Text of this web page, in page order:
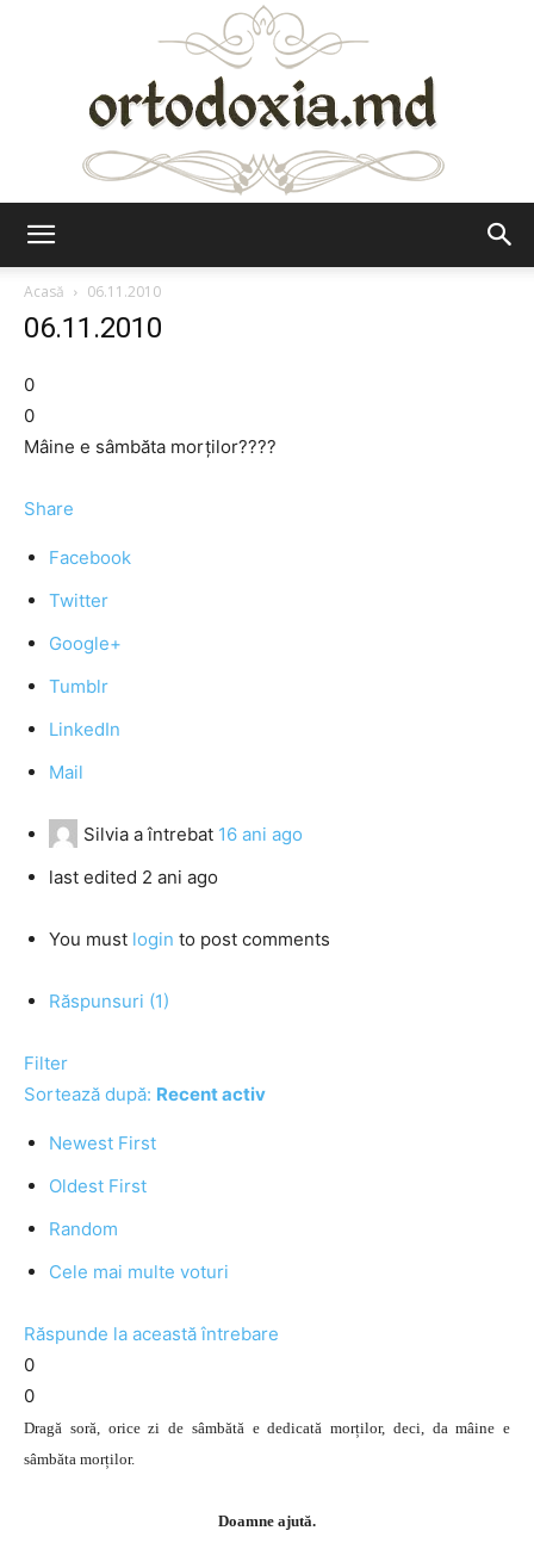
Acasă
06.11.2010
06.11.2010
0
0
Mâine e sâmbăta morților????
Share
Facebook
Twitter
Google+
Tumblr
LinkedIn
Mail
Silvia a întrebat 16 ani ago
last edited 2 ani ago
You must login to post comments
Răspunsuri (1)
Filter
Sortează după: Recent activ
Newest First
Oldest First
Random
Cele mai multe voturi
Răspunde la această întrebare
0
0
Dragă soră, orice zi de sâmbătă e dedicată morților, deci, da mâine e
sâmbăta morților.
Doamne ajută.